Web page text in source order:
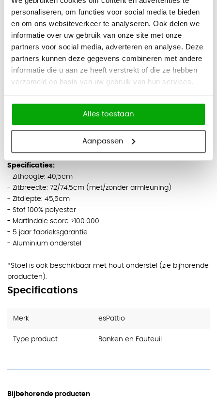
personaliseren, om functies voor social media te bieden
en om ons websiteverkeer te analyseren. Ook delen we
informatie over uw gebruik van onze site met onze
partners voor social media, adverteren en analyse. Deze
partners kunnen deze gegevens combineren met andere
informatie die u aan ze heeft verstrekt of die ze hebben
verzameld op basis van uw gebruik van hun services.
Alles toestaan
Aanpassen
Baksteenrood CSE029 / Rood CSE06 / Lichtblauw CSE20 /
Marine CSE42 / Aquablauw CSE15 / Taupe CSE21 /
Afwerking onderstel:
Gepolijst aluminium / Wit / Zwart
Configuraties:
- Met of zonder armleuning
- Met of zonder kussen
Specificaties:
- Zithoogte: 40,5cm
- Zitbreedte: 72/74,5cm (met/zonder armleuning)
- Zitdiepte: 45,5cm
- Stof 100% polyester
- Martindale score >100.000
- 5 jaar fabrieksgarantie
- Aluminium onderstel
*Stoel is ook beschikbaar met hout onderstel (zie bijhorende
producten).
Specifications
Merk esPattio
Type product Banken en Fauteuil
Bijbehorende producten